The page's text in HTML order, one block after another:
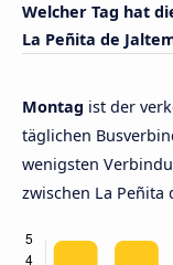
Welcher Tag hat
La Peñita de
Montag ist der
täglichen
wenigsten
zwischen La Peñita